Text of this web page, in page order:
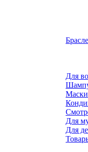
Для
Маски
Для
Для